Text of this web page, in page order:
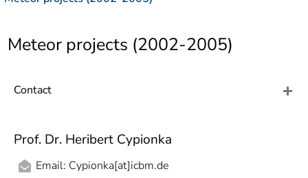
7]
Barrierefreiheit
Meteor projects (2002-2005)
Contact
Prof. Dr. Heribert Cypionka
Email: Cypionka[at]icbm.de